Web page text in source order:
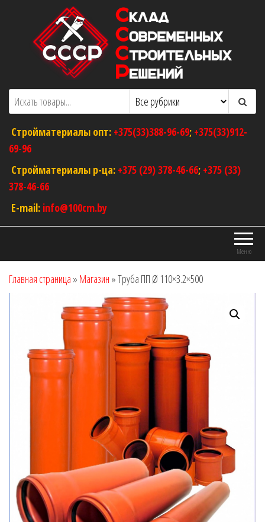
содержимому
ООО "Склад Современных Строительных
Решений"
Оптовый магазин строительных
материалов
Стройматериалы опт: +375(33)388-96-69; +375(33)912-
69-96
Стройматериалы р-ца: +375 (29) 378-46-66; +375 (33)
378-46-66
E-mail: info@100cm.by
Меню
Главная страница » Магазин »Труба ПП Ø 110×3.2×500